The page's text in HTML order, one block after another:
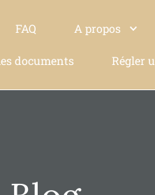
FAQ A propos
documents Régler